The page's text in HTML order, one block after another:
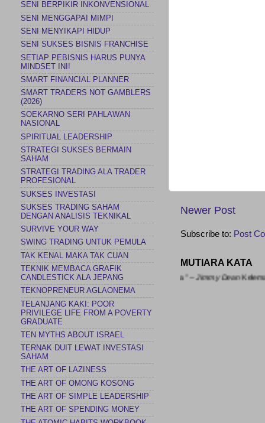
Newer Post
Subscribe to: Post
MUTIARA KATA
saya untuk selalu menggapai tujuan saya.” – Jimmy Dean
SENI BERPIKIR INKONVENSIONAL
SENI MENGGAPAI MIMPI
SENI MENYIKAPI HIDUP
SENI SUKSES BISNIS FRANCHISE
SETIAP PEBISNIS HARUS PUNYA
MINDSET INI!
SMART FINANCIAL PLANNER
SMART TRADERS NOT GAMBLERS
(2026)
SOEKARNO SERI PAHLAWAN
NASIONAL
SPIRITUAL LEADERSHIP
STRATEGI SUKSES BERMAIN
SAHAM
STRATEGI TRADING ALA TRADER
PROFESIONAL
SUKSES INVESTASI
SUKSES TRADING SAHAM
DENGAN ANALISIS TEKNIKAL
SURVIVE YOUR WAY
SWING TRADING UNTUK PEMULA
TAK KENAL MAKA TAK CUAN
TEKNIK MEMBACA GRAFIK
CANDLESTICK ALA JEPANG
TEKNOPRENEUR AGLAONEMA
TELANJANG KAKI: POOR
PRIVILEGE LIFE FROM A POVERTY
GRADUATE
TEN MYTHS ABOUT ISRAEL
TERNAK DUIT LEWAT INVESTASI
SAHAM
THE ART OF LAZINESS
THE ART OF OMONG KOSONG
THE ART OF SIMPLE LEADERSHIP
THE ART OF SPENDING MONEY